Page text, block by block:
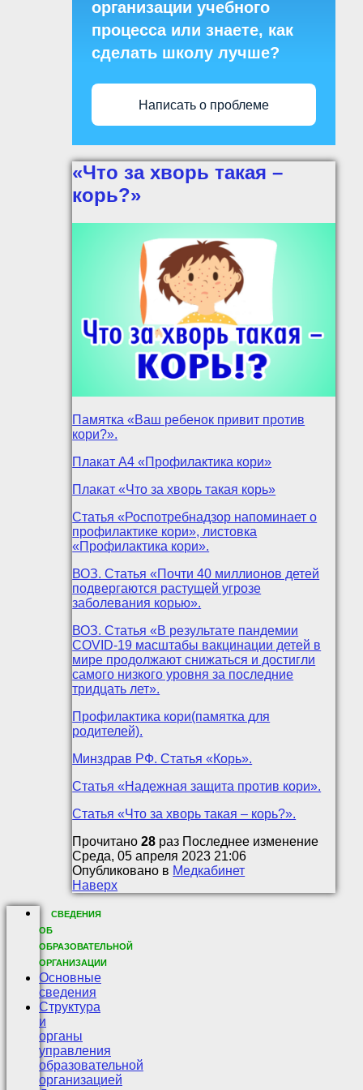
организации учебного
процесса или знаете, как
сделать школу лучше?
Написать о проблеме
«Что за хворь такая –
корь?»
Памятка «Ваш ребенок привит против
кори?».
Плакат А4 «Профилактика кори»
Плакат «Что за хворь такая корь»
Статья «Роспотребнадзор напоминает о
профилактике кори», листовка
«Профилактика кори».
ВОЗ. Статья «Почти 40 миллионов детей
подвергаются растущей угрозе
заболевания корью».
ВОЗ. Статья «В результате пандемии
COVID-19 масштабы вакцинации детей в
мире продолжают снижаться и достигли
самого низкого уровня за последние
тридцать лет».
Профилактика кори(памятка для
родителей).
Минздрав РФ. Статья «Корь».
Статья «Надежная защита против кори».
Статья «Что за хворь такая – корь?».
Прочитано28 раз Последнее изменение
Среда, 05 апреля 2023 21:06
Опубликовано в Медкабинет
Наверх
СВЕДЕНИЯ
ОБ
ОБРАЗОВАТЕЛЬНОЙ
ОРГАНИЗАЦИИ
Основные
сведения
Структура
и
органы
управления
образовательной
организацией